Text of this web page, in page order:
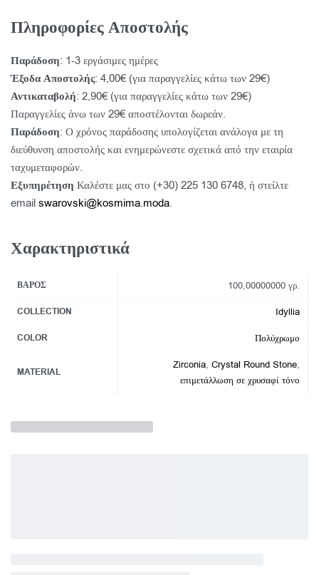
Πληροφορίες Αποστολής
Παράδοση: 1-3 εργάσιμες ημέρες
Έξοδα Αποστολής: 4,00€ (για παραγγελίες κάτω των 29€)
Αντικαταβολή: 2,90€ (για παραγγελίες κάτω των 29€)
Παραγγελίες άνω των 29€ αποστέλονται δωρεάν.
Παράδοση: Ο χρόνος παράδοσης υπολογίζεται ανάλογα με τη
διεύθυνση αποστολής και ενημερώνεστε σχετικά από την εταιρία
ταχυμεταφορών.
Εξυπηρέτηση Καλέστε μας στο (+30) 225 130 6748, ή στείλτε
email swarovski@kosmima.moda.
Χαρακτηριστικά
ΒΆΡΟΣ 100,00000000 γρ.
COLLECTION Idyllia
COLOR Πολύχρωμο
MATERIAL
Zirconia, Crystal Round Stone,
επιμετάλλωση σε χρυσαφί τόνο